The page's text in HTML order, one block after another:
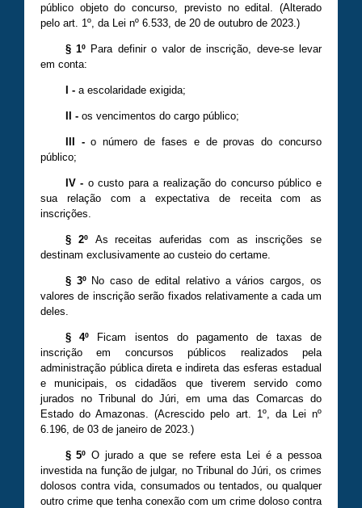
público objeto do concurso, previsto no edital. (Alterado
pelo art. 1º, da Lei nº 6 533 , de 20 de outubro de 2023 .)
§ 1º Para definir o valor de inscrição, deve-se levar
em conta:
I -a escolaridade exigida;
II -os vencimentos do cargo público;
III -o número de fases e de provas do concurso
público;
IV - o custo para a realização do concurso público e
sua relação com a expectativa de receita com as
inscrições.
§ 2ºAs receitas auferidas com as inscrições se
destinam exclusivamente ao custeio do certame.
§ 3ºNo caso de edital relativo a vários cargos, os
valores de inscrição serão fixados relativamente a cada um
deles.
§ 4º Ficam isentos do pagamento de taxas de
inscrição em concursos públicos realizados pela
administração pública direta e indireta das esferas estadual
e municipais, os cidadãos que tiverem servido como
jurados no Tribunal do Júri, em uma das Comarcas do
Estado do Amazonas. (Acrescido pelo art. 1º, da Lei nº
6 196 , de 03 de janeiro de 2023 .)
§ 5º O jurado a que se refere esta Lei é a pessoa
investida na função de julgar, no Tribunal do Júri, os crimes
dolosos contra vida, consumados ou tentados, ou qualquer
outro crime que tenha conexão com um crime doloso contra